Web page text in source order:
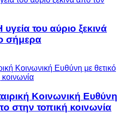
του αύριο ξεκινά
σήμερα
Κοινωνική Ευθύνη
στην τοπική κοινωνία